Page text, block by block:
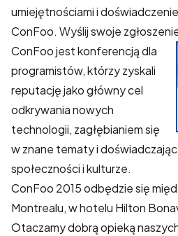
umiejętnościami i
ConFoo. Wyślij swoje
ConFoo jest konferencją dla
programistów, którzy zyskali
reputację jako główny cel
odkrywania nowych
technologii, zagłębianiem się
w znane tematy i
społeczności i kulturze.
ConFoo 2015 odbędzie się
Montrealu, w hotelu Hilton
Otaczamy dobrą opieką